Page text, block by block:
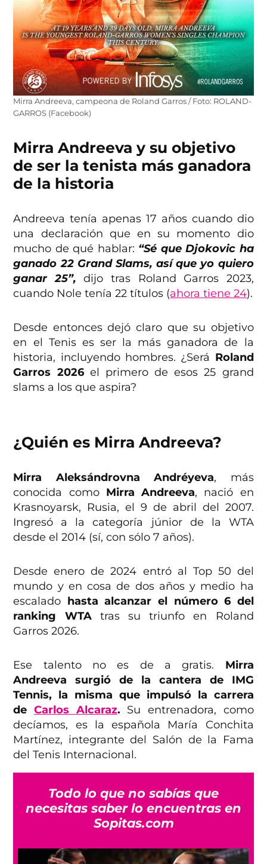
Mirra Andreeva, campeona de Roland Garros / Foto: ROLAND-
GARROS (Facebook)
Mirra Andreeva y su objetivo
de ser la tenista más ganadora
de la historia
Andreeva tenía apenas 17 años cuando dio
una declaración que en su momento dio
mucho de qué hablar: “Sé que Djokovic ha
ganado 22 Grand Slams, así que yo quiero
ganar 25”, dijo tras Roland Garros 2023,
cuando Nole tenía 22 títulos (ahora tiene 24).
Desde entonces dejó claro que su objetivo
en el Tenis es ser la más ganadora de la
historia, incluyendo hombres. ¿Será Roland
Garros 2026el primero de esos 25 grand
slams a los que aspira?
¿Quién es Mirra Andreeva?
Mirra Aleksándrovna Andréyeva, más
conocida como Mirra Andreeva, nació en
Krasnoyarsk, Rusia, el 9 de abril del 2007.
Ingresó a la categoría júnior de la WTA
desde el 2014 (sí, con sólo 7 años).
Desde enero de 2024 entró al Top 50 del
mundo y en cosa de dos años y medio ha
escalado hasta alcanzar el número 6 del
ranking WTAtras su triunfo en Roland
Garros 2026.
Ese talento no es de a gratis. Mirra
Andreeva surgió de la cantera de IMG
Tennis, la misma que impulsó la carrera
deCarlos Alcaraz. Su entrenadora, como
decíamos, es la española María Conchita
Martínez, integrante del Salón de la Fama
del Tenis Internacional.
Todo lo que no sabías que
necesitas saber lo encuentras en
Sopitas.com